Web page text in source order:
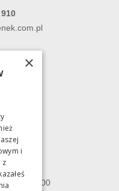
100
- 18:00
×
i
z